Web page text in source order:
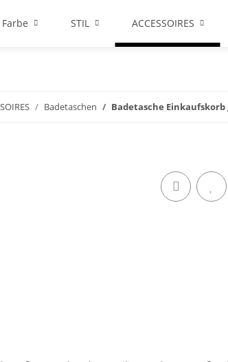
Farbe STIL ACCESSOIRES
Badetaschen Badetasche